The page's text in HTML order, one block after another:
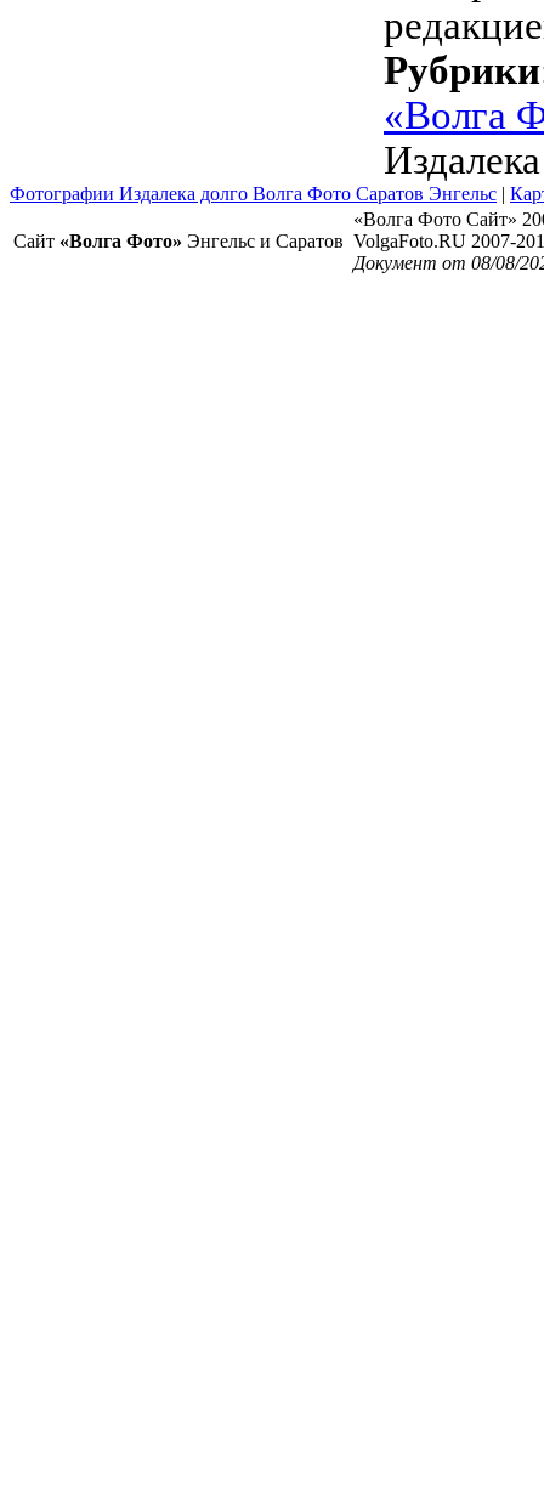
Рубрики
«Волга
Фотографии Издалека долго Волга Фото Саратов Энгельс |
Сайт «Волга Фото» Энгельс и Саратов
«Волга Фото Сайт»
VolgaFoto.RU 2007-
Документ от 08/08/